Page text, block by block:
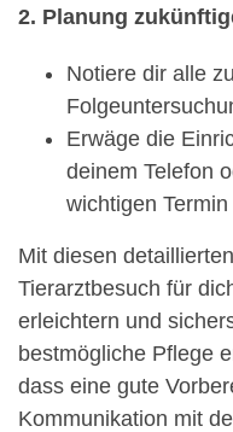
2. Planung
Notiere dir alle
Erwäge die
deinem Telefon
wichtigen
Mit diesen
Tierarztbesuch für
erleichtern und
bestmögliche Pflege
dass eine gute
Kommunikation mit